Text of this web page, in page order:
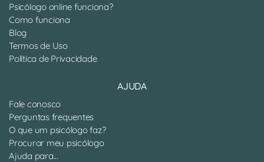
Psicólogo online funciona?
Como funciona
Blog
Termos de Uso
Política de Privacidade
AJUDA
Fale conosco
Perguntas frequentes
O que um psicólogo faz?
Procurar meu psicólogo
Ajuda para...